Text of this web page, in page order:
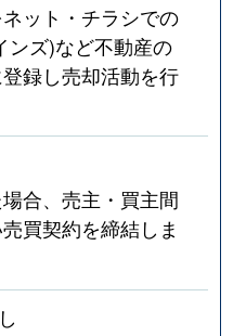
ット・チラシでの
ンズ)など不動産の
録し売却活動を行
合、売主・買主間
買契約を締結しま